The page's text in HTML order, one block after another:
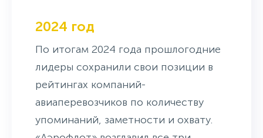
2024 год
По итогам 2024 года прошлогодние
лидеры сохранили свои позиции в
рейтингах компаний-
авиаперевозчиков по количеству
упоминаний, заметности и охвату.